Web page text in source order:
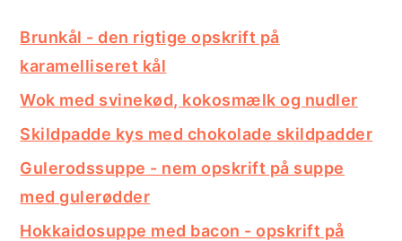
Brunkål - den rigtige opskrift på
karamelliseret kål
Wok med svinekød, kokosmælk og nudler
Skildpadde kys med chokolade skildpadder
Gulerodssuppe - nem opskrift på suppe
med gulerødder
Hokkaidosuppe med bacon - opskrift på